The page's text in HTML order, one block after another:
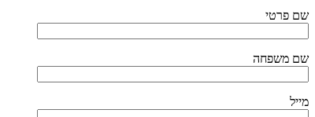
שם פרטי
שם משפחה
מייל